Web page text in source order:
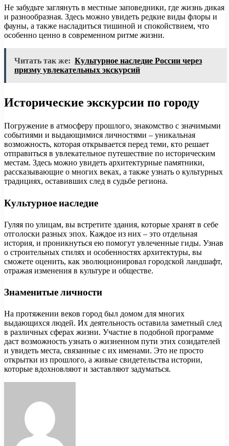
Не забудьте заглянуть в местные заповедники, где жизнь дикая
и разнообразная. Здесь можно увидеть редкие виды флоры и
фауны, а также насладиться тишиной и спокойствием, что
особенно ценно в современном ритме жизни.
Читать так же: Культурное наследие России через
призму увлекательных экскурсий
Исторические экскурсии по городу
Погружение в атмосферу прошлого, знакомство с значимыми
событиями и выдающимися личностями – уникальная
возможность, которая открывается перед теми, кто решает
отправиться в увлекательное путешествие по историческим
местам. Здесь можно увидеть архитектурные памятники,
рассказывающие о многих веках, а также узнать о культурных
традициях, оставивших след в судьбе региона.
Культурное наследие
Гуляя по улицам, вы встретите здания, которые хранят в себе
отголоски разных эпох. Каждое из них – это отдельная
история, и проникнуться ею помогут увлеченные гиды. Узнав
о строительных стилях и особенностях архитектуры, вы
сможете оценить, как эволюционировал городской ландшафт,
отражая изменения в культуре и обществе.
Знаменитые личности
На протяжении веков город был домом для многих
выдающихся людей. Их деятельность оставила заметный след
в различных сферах жизни. Участие в подобной программе
даст возможность узнать о жизненном пути этих созидателей
и увидеть места, связанные с их именами. Это не просто
открытки из прошлого, а живые свидетельства истории,
которые вдохновляют и заставляют задуматься.